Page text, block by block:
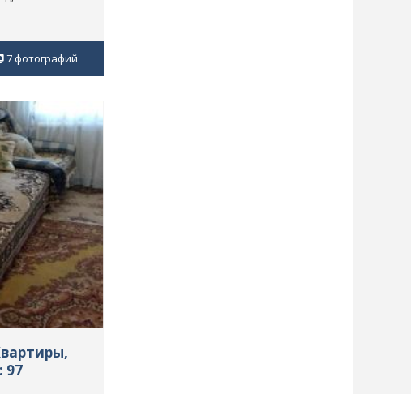
7фотографий
97